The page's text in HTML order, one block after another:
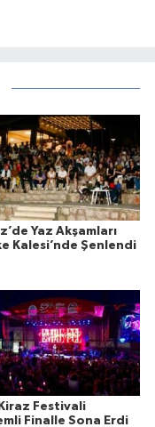
Yaz Akşamları
Kalesi’nde Şenlendi
Festivali
Finalle Sona Erdi